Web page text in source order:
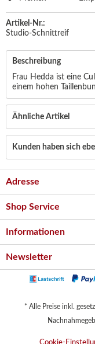
Artikel-Nr.:
Studio-Schnittreif
Beschreibung
Frau Hedda ist eine
einem hohen
Ähnliche Artikel
Kunden haben sich
Adresse
Shop Service
Informationen
Newsletter
* Alle Preise inkl.